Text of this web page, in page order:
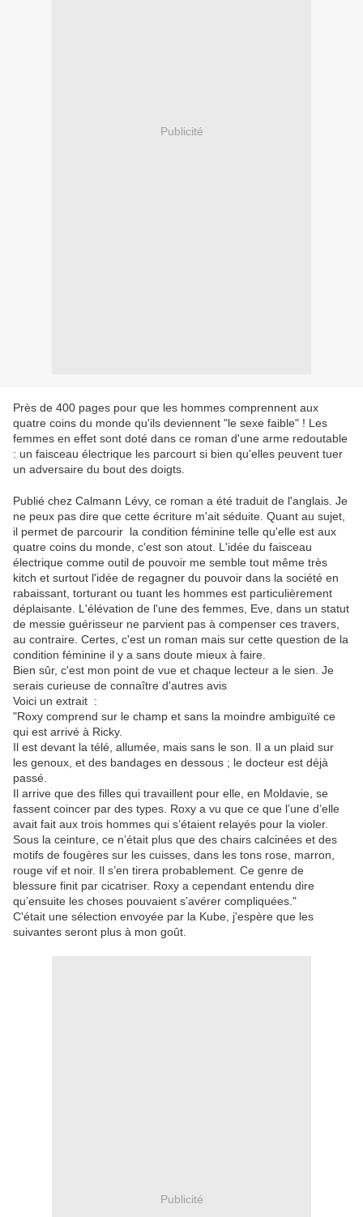
Publicité
Près de 400 pages pour que les hommes comprennent aux
quatre coins du monde qu'ils deviennent "le sexe faible" ! Les
femmes en effet sont doté dans ce roman d'une arme redoutable
: un faisceau électrique les parcourt si bien qu'elles peuvent tuer
un adversaire du bout des doigts.
Publié chez Calmann Lévy, ce roman a été traduit de l'anglais. Je
ne peux pas dire que cette écriture m'ait séduite. Quant au sujet,
il permet de parcourir la condition féminine telle qu'elle est aux
quatre coins du monde, c'est son atout. L'idée du faisceau
électrique comme outil de pouvoir me semble tout même très
kitch et surtout l'idée de regagner du pouvoir dans la société en
rabaissant, torturant ou tuant les hommes est particulièrement
déplaisante. L'élévation de l'une des femmes, Eve, dans un statut
de messie guérisseur ne parvient pas à compenser ces travers,
au contraire. Certes, c'est un roman mais sur cette question de la
condition féminine il y a sans doute mieux à faire.
Bien sûr, c'est mon point de vue et chaque lecteur a le sien. Je
serais curieuse de connaître d'autres avis
Voici un extrait :
"Roxy comprend sur le champ et sans la moindre ambiguïté ce
qui est arrivé à Ricky.
Il est devant la télé, allumée, mais sans le son. Il a un plaid sur
les genoux, et des bandages en dessous ; le docteur est déjà
passé.
Il arrive que des filles qui travaillent pour elle, en Moldavie, se
fassent coincer par des types. Roxy a vu que ce que l’une d’elle
avait fait aux trois hommes qui s’étaient relayés pour la violer.
Sous la ceinture, ce n’était plus que des chairs calcinées et des
motifs de fougères sur les cuisses, dans les tons rose, marron,
rouge vif et noir. Il s’en tirera probablement. Ce genre de
blessure finit par cicatriser. Roxy a cependant entendu dire
qu’ensuite les choses pouvaient s’avérer compliquées."
C'était une sélection envoyée par la Kube, j'espère que les
suivantes seront plus à mon goût.
Publicité